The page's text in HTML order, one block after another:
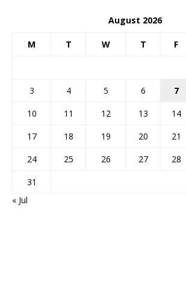
August 2026
M T W T F
3
4 5 6 7
10
11 12 13 14
17
18 19 20 21
24
25 26 27 28
31
« Jul